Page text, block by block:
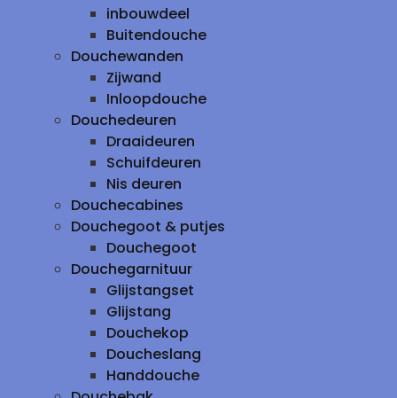
inbouwdeel
Buitendouche
Douchewanden
Zijwand
Inloopdouche
Douchedeuren
Draaideuren
Schuifdeuren
Nis deuren
Douchecabines
Douchegoot & putjes
Douchegoot
Douchegarnituur
Glijstangset
Glijstang
Douchekop
Doucheslang
Handdouche